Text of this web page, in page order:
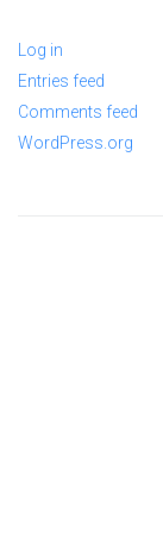
Log in
Entries feed
Comments feed
WordPress.org